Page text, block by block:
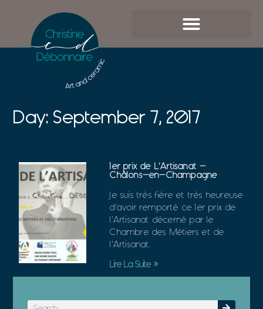
Day: September 7, 2017
1er prix de L’Artisanat –
Châlons-en-Champagne
Je suis très fière et très heureuse
d’avoir remporté ce 1er prix de
l’Artisanat décerné par le
Chambre des Métiers et de
l’Artisanat.
Lire La Suite »